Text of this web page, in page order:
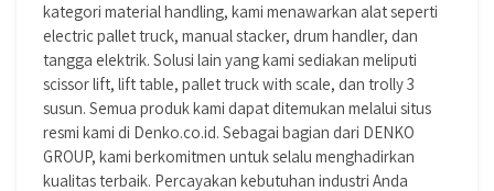
kategori material handling, kami menawarkan alat seperti
electric pallet truck, manual stacker, drum handler, dan
tangga elektrik. Solusi lain yang kami sediakan meliputi
scissor lift, lift table, pallet truck with scale, dan trolly 3
susun. Semua produk kami dapat ditemukan melalui situs
resmi kami di Denko.co.id. Sebagai bagian dari DENKO
GROUP, kami berkomitmen untuk selalu menghadirkan
kualitas terbaik. Percayakan kebutuhan industri Anda